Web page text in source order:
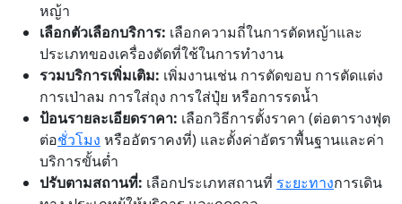
หญ้า
เลือกตัวเลือกบริการ: เลือกความถี่ในการตัดหญ้าและ
ประเภทของเครื่องตัดที่ใช้ในการทำงาน
รวมบริการเพิ่มเติม: เพิ่มงานเช่น การตัดขอบ การตัดแต่ง
การเป่าลม การใส่ถุง การใส่ปุ๋ย หรือการรดน้ำ
ป้อนรายละเอียดราคา: เลือกวิธีการตั้งราคา (ต่อตารางฟุต
ต่อชั่วโมง หรืออัตราคงที่) และตั้งค่าอัตราพื้นฐานและค่า
บริการขั้นต่ำ
ปรับตามสถานที่: เลือกประเภทสถานที่ ระยะทางการเดิน